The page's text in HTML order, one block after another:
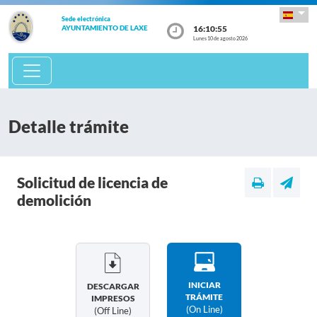
Sede electrónica
AYUNTAMIENTO DE LAXE 16:10:55
Lunes 10 de agosto 2026
Detalle trámite
Solicitud de licencia de
demolición
DESCARGAR
IMPRESOS
(off Line)
INICIAR
TRÁMITE
(on Line)